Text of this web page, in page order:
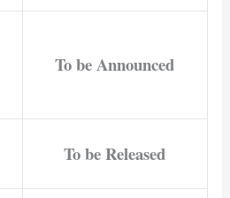
To be Announced
To be Released